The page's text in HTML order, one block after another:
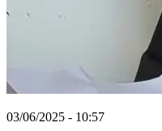
03/06/2025 - 10:57